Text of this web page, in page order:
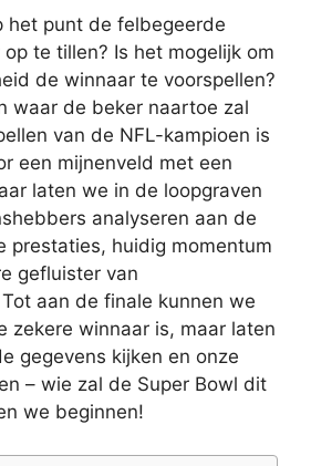
het punt de felbegeerde
te tillen? Is het mogelijk om
de winnaar te voorspellen?
waar de beker naartoe zal
van de NFL-kampioen is
een mijnenveld met een
laten we in de loopgraven
analyseren aan de
prestaties, huidig momentum
gefluister van
aan de finale kunnen we
zekere winnaar is, maar laten
gegevens kijken en onze
– wie zal de Super Bowl dit
we beginnen!